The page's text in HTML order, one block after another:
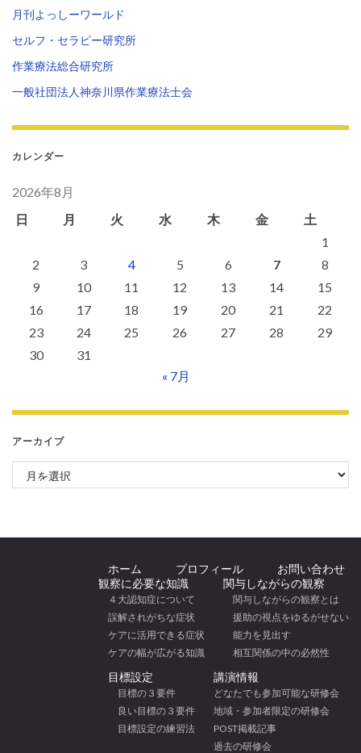
月刊よっしーワールド
セルフ・セラピー研究所
作業療法総合研究所
一般社団法人神奈川県作業療法士会
カレンダー
2026年8月
日
月 火 水 木 金
土
1
2
3 4 5 6 7
8
9
10 11 12 13 14
15
16
17 18 19 20 21
22
23
24 25 26 27 28
29
30
31
« 7月
アーカイブ
アーカイブ
ホーム プロフィール
お問い合わせ
観察に必要な知識
４大認知症について
誤解されがちな症状
ケアに活用できる症状
ケアの幅が広がる知識
関与しながらの観察
関与しながらの観察とは
援助の視点をゆるがせない
能力を見出す
相互関係の中の必然性
目標設定
目標の３要件
良い目標の３要件
目標設定の練習法
講演情報
どなたでも参加可能な研修会
地域・参加者限定の研修会
POST掲載記事
過去の研修会